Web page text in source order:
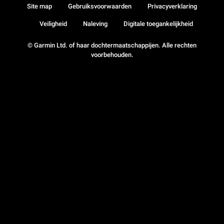
© Garmin Ltd. of haar dochtermaatschappijen. Alle rechten
voorbehouden.
Site map Gebruiksvoorwaarden Privacyverklaring
Veiligheid Naleving Digitale toegankelijkheid